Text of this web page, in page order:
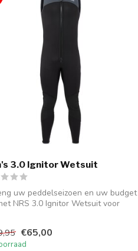
3.0 Ignitor Wetsuit
uw peddelseizoen en uw budget
NRS 3.0 Ignitor Wetsuit voor
€65,00